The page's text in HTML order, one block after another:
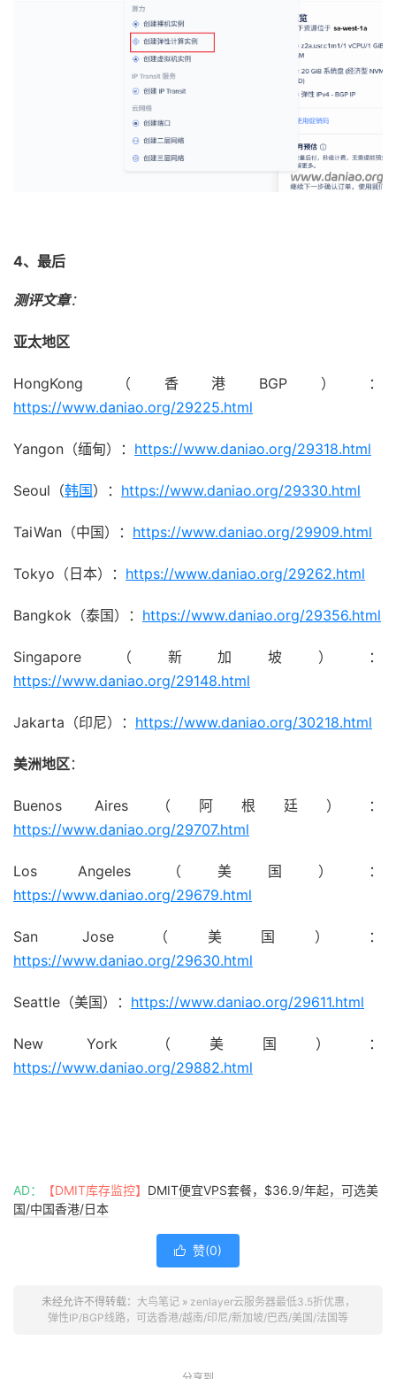
4、最后
测评文章：
亚太地区
HongKong（香港BGP）：
https://www.daniao.org/29225.html
Yangon（缅甸）： https://www.daniao.org/29318.html
Seoul（韩国）： https://www.daniao.org/29330.html
TaiWan（中国）： https://www.daniao.org/29909.html
Tokyo（日本）： https://www.daniao.org/29262.html
Bangkok（泰国）： https://www.daniao.org/29356.html
Singapore（新加坡）：
https://www.daniao.org/29148.html
Jakarta（印尼）： https://www.daniao.org/30218.html
美洲地区：
Buenos Aires（阿根廷）：
https://www.daniao.org/29707.html
Los Angeles（美国）：
https://www.daniao.org/29679.html
San Jose（美国）：
https://www.daniao.org/29630.html
Seattle（美国）： https://www.daniao.org/29611.html
New York（美国）：
https://www.daniao.org/29882.html
AD： 【DMIT库存监控】 DMIT便宜VPS套餐，$36.9/年起，可选美
国/中国香港/日本
 赞(0)
未经允许不得转载： 大鸟笔记» zenlayer云服务器最低3.5折优惠，
弹性IP/BGP线路，可选香港/越南/印尼/新加坡/巴西/美国/法国等